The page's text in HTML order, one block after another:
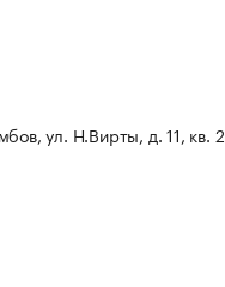
ул. Н.Вирты, д. 11, кв. 2